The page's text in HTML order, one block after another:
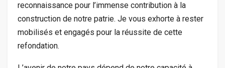
reconnaissance pour l’immense contribution à la
construction de notre patrie. Je vous exhorte à rester
mobilisés et engagés pour la réussite de cette
refondation.